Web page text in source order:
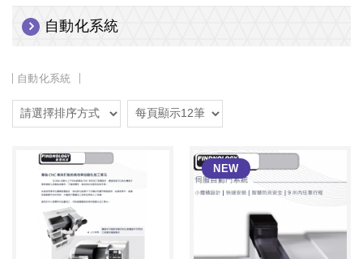
自動化系統
自動化系統